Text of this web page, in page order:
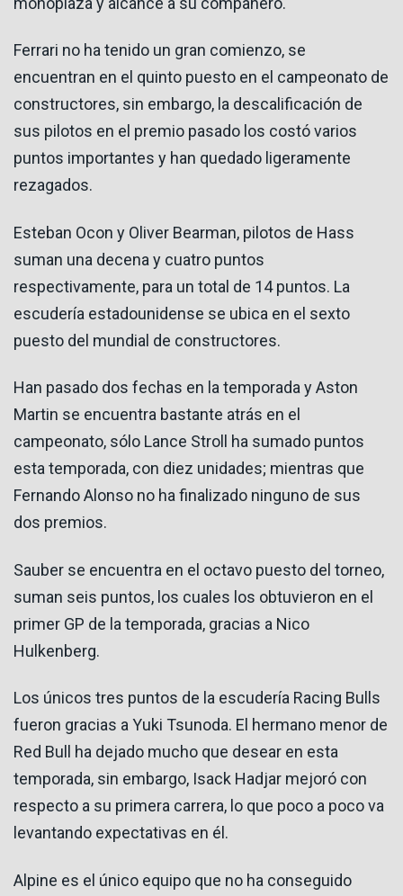
Ferrari no ha tenido un gran comienzo, se
encuentran en el quinto puesto en el campeonato de
constructores, sin embargo, la descalificación de
sus pilotos en el premio pasado los costó varios
puntos importantes y han quedado ligeramente
rezagados.
Esteban Ocon y Oliver Bearman, pilotos de Hass
suman una decena y cuatro puntos
respectivamente, para un total de 14 puntos. La
escudería estadounidense se ubica en el sexto
puesto del mundial de constructores.
Han pasado dos fechas en la temporada y Aston
Martin se encuentra bastante atrás en el
campeonato, sólo Lance Stroll ha sumado puntos
esta temporada, con diez unidades; mientras que
Fernando Alonso no ha finalizado ninguno de sus
dos premios.
Sauber se encuentra en el octavo puesto del torneo,
suman seis puntos, los cuales los obtuvieron en el
primer GP de la temporada, gracias a Nico
Hulkenberg.
Los únicos tres puntos de la escudería Racing Bulls
fueron gracias a Yuki Tsunoda. El hermano menor de
Red Bull ha dejado mucho que desear en esta
temporada, sin embargo, Isack Hadjar mejoró con
respecto a su primera carrera, lo que poco a poco va
levantando expectativas en él.
Alpine es el único equipo que no ha conseguido